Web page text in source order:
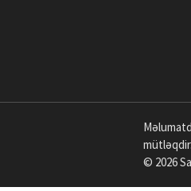
mütləqdir.
© 2026